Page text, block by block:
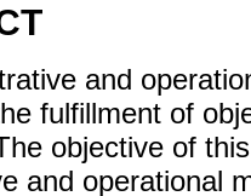
and
fulfillment of
objective of
and operational